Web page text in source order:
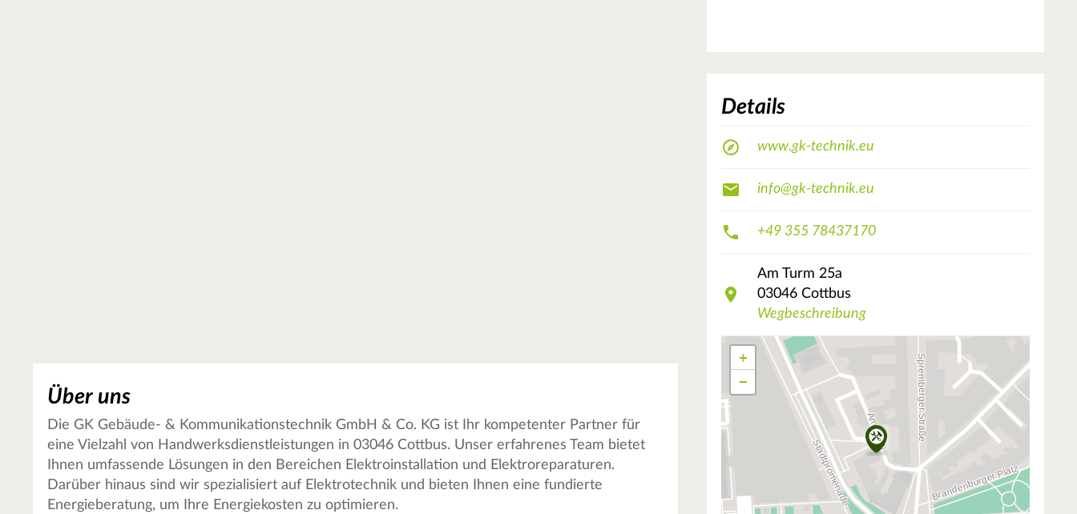
Über uns
Die GK Gebäude- & Kommunikationstechnik GmbH & Co. KG ist Ihr kompetenter Partner für
eine Vielzahl von Handwerksdienstleistungen in 03046 Cottbus. Unser erfahrenes Team bietet
Ihnen umfassende Lösungen in den Bereichen Elektroinstallation und Elektroreparaturen.
Darüber hinaus sind wir spezialisiert auf Elektrotechnik und bieten Ihnen eine fundierte
Energieberatung, um Ihre Energiekosten zu optimieren.
Details
www.gk-technik.eu
info@gk-technik.eu
+49 355 78437170
Am Turm 25a
03046 Cottbus
Wegbeschreibung
+
−